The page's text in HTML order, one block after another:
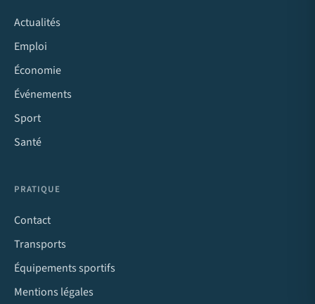
Actualités
Emploi
Économie
Événements
Sport
Santé
PRATIQUE
Contact
Transports
Équipements sportifs
Mentions légales